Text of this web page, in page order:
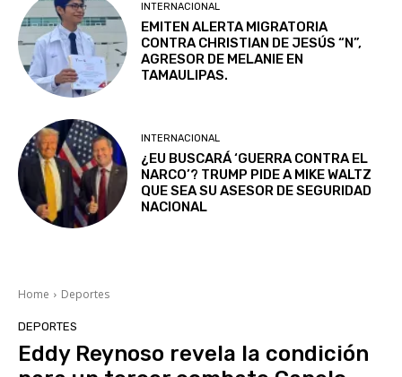
INTERNACIONAL
EMITEN ALERTA MIGRATORIA
CONTRA CHRISTIAN DE JESÚS “N”,
AGRESOR DE MELANIE EN
TAMAULIPAS.
INTERNACIONAL
¿EU BUSCARÁ ‘GUERRA CONTRA EL
NARCO’? TRUMP PIDE A MIKE WALTZ
QUE SEA SU ASESOR DE SEGURIDAD
NACIONAL